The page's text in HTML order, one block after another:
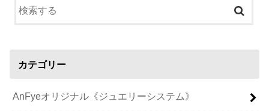
カテゴリー
AnFyeオリジナル《ジュエリーシステム》